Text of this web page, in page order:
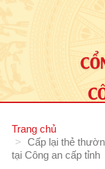
Trang chủ
Cấp lại thẻ
tại Công an cấp tỉnh